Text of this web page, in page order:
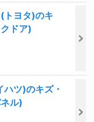
トヨタ)のキ
ドア)
ツ)のキズ・
ル)